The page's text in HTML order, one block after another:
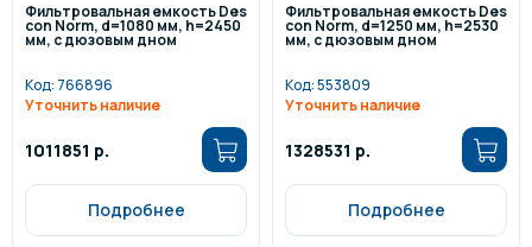
Фильтровальная емкость Des
con Norm, d=1080 мм, h=2450
мм, с дюзовым дном
Код: 766896
Уточнить наличие
1011851 р.
Подробнее
Фильтровальная емкость Des
con Norm, d=1250 мм, h=2530
мм, с дюзовым дном
Код:553809
Уточнить наличие
1328531 р.
Подробнее